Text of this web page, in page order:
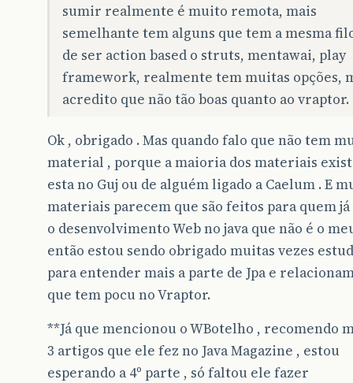
sumir realmente é muito remota, mais
semelhante tem alguns que tem a mesma
de ser action based o struts, mentawai, play
framework, realmente tem muitas opções,
acredito que não tão boas quanto ao vraptor.
Ok , obrigado . Mas quando falo que não tem
material , porque a maioria dos materiais
esta no Guj ou de alguém ligado a Caelum . E
materiais parecem que são feitos para quem
o desenvolvimento Web no java que não é o
então estou sendo obrigado muitas vezes
para entender mais a parte de Jpa e
que tem pocu no Vraptor.
**Já que mencionou o WBotelho , recomendo
3 artigos que ele fez no Java Magazine , estou
esperando a 4º parte , só faltou ele fazer